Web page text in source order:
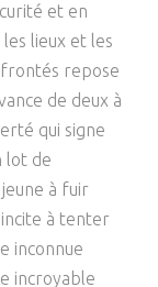
et en
lieux et les
repose
de deux à
qui signe
lot de
à fuir
à tenter
inconnue
incroyable